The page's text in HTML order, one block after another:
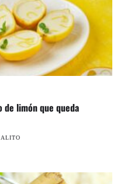
limón que queda